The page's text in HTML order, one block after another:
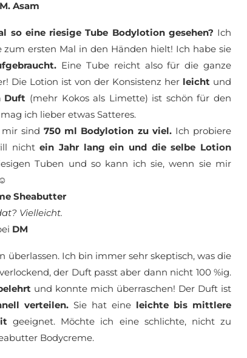
M. Asam
so eine riesige Tube Bodylotion gesehen? Ich
ersten Mal in den Händen hielt! Ich habe sie
Eine Tube reicht also für die ganze
Die Lotion ist von der Konsistenz her leicht und
Duft (mehr Kokos als Limette) ist schön für den
ich lieber etwas Satteres.
mir sind750 ml Bodylotion zu viel. Ich probiere
nichtein Jahr lang ein und die selbe Lotion
Tuben und so kann ich sie, wenn sie mir
Sheabutter
Vielleicht.
DM
Ich bin immer sehr skeptisch, was die
der Duft passt aber dann nicht 100 %ig.
und konnte mich überraschen! Der Duft ist
verteilen. Sie hat eine leichte bis mittlere
geeignet. Möchte ich eine schlichte, nicht zu
Bodycreme.